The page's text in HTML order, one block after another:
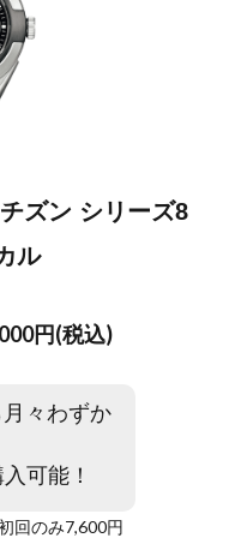
ズン シリーズ8
ル
円(税込)
々わずか
可能！
回のみ7,600円